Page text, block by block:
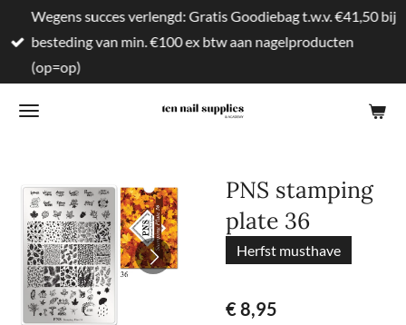
direct
naar
hoofdinhoud
Wegens succes verlengd: Gratis Goodiebag t.w.v. €41,50 bij
besteding van min. €100 ex btw aan nagelproducten
(op=op)
PNS stamping
plate 36
Herfst musthave
€ 8,95